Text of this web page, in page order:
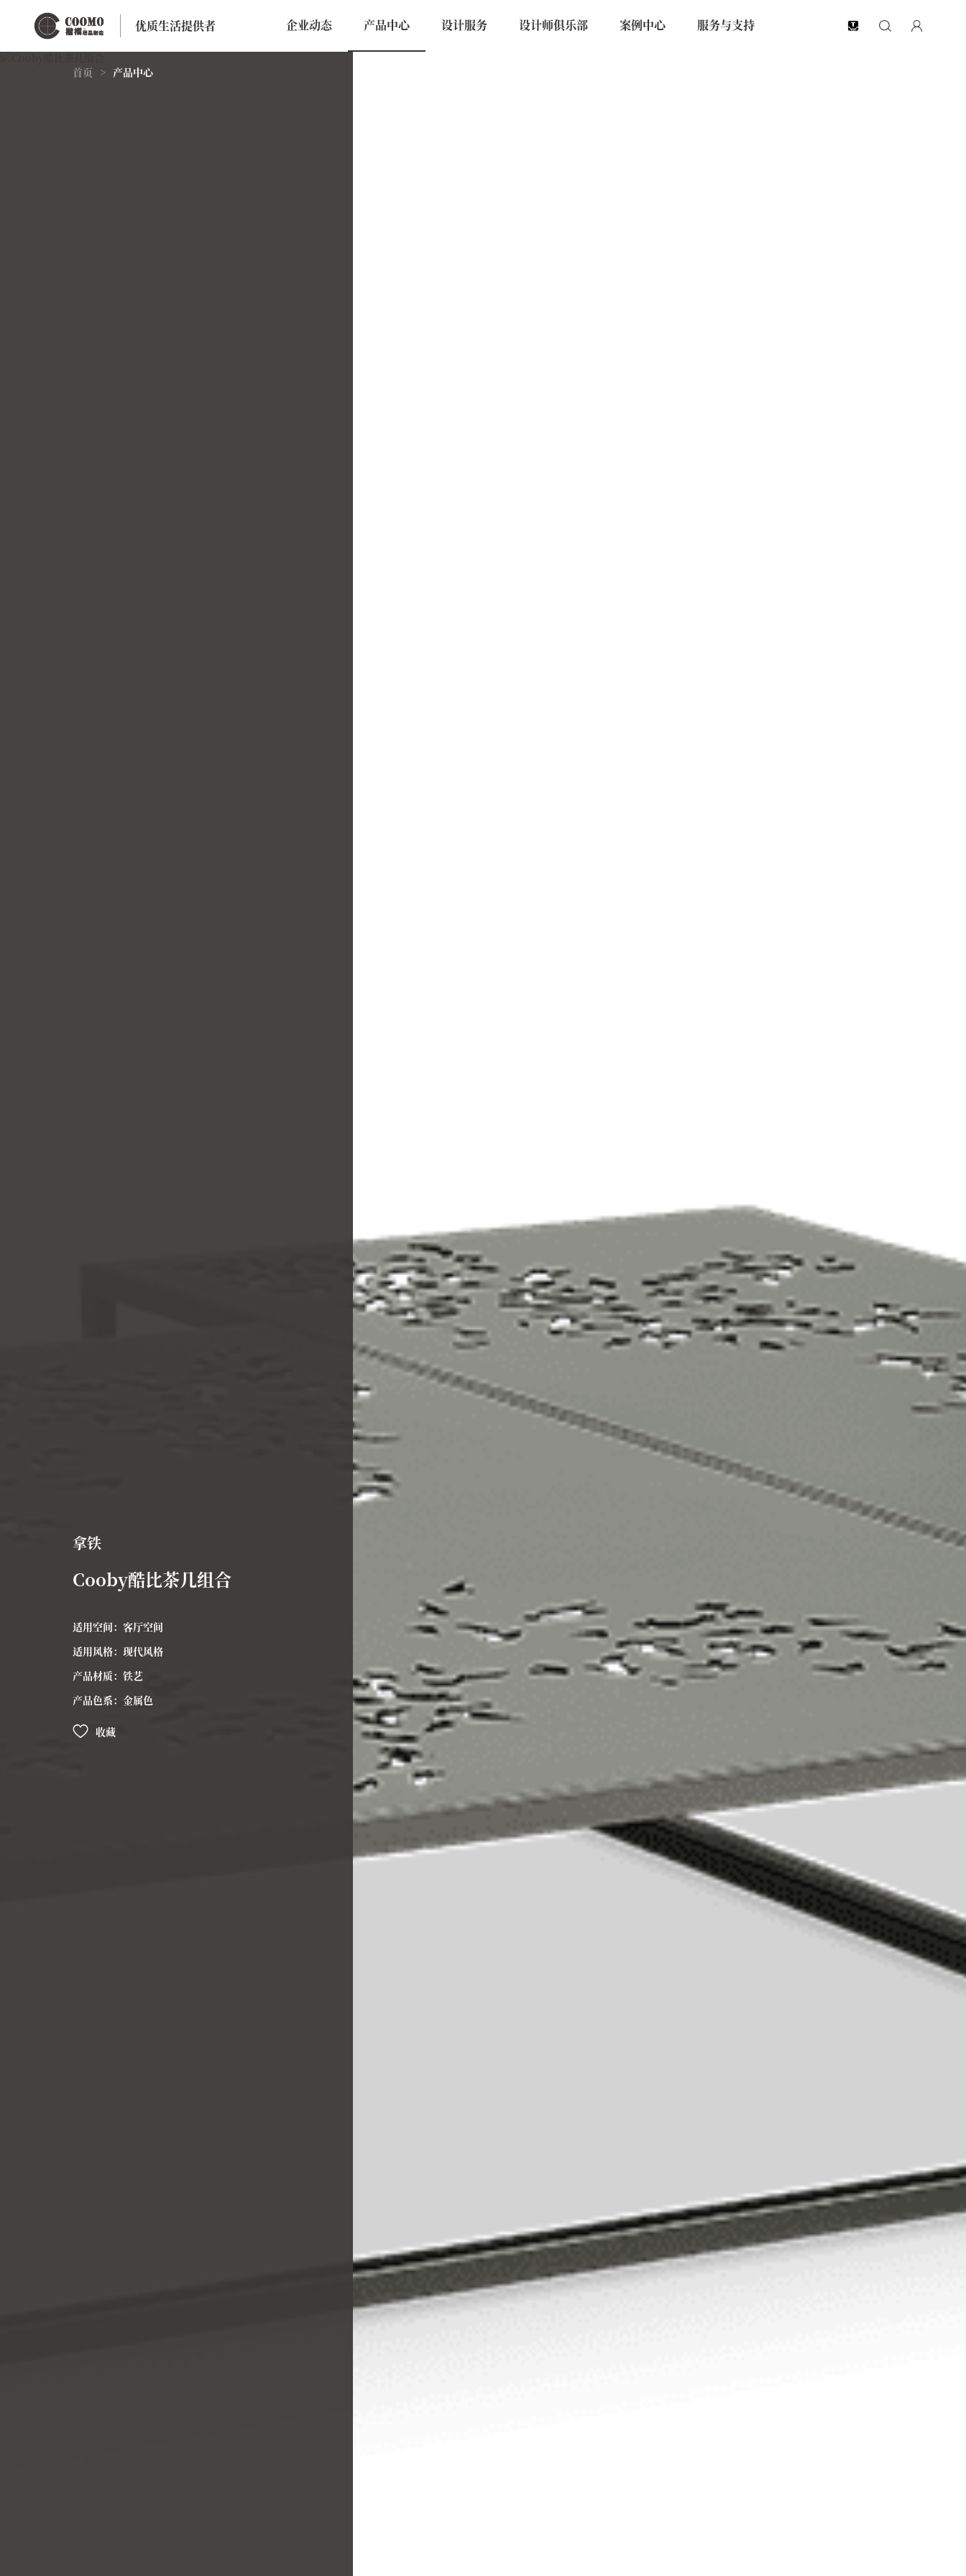
优质生活提供者 企业动态 产品中心 设计服务 设计师俱乐部 案例中心 服务与支持
首页 > 产品中心
拿铁
Cooby酷比茶几组合
适用空间：客厅空间
适用风格：现代风格
产品材质：铁艺
产品色系：金属色
收藏